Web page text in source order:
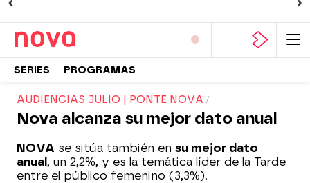
SERIES PROGRAMAS
AUDIENCIAS JULIO | PONTE NOVA
Nova alcanza su mejor dato anual
NOVA se sitúa también en su mejor dato
anual , un 2,2%, y es la temática líder de la Tarde
entre el público femenino (3,3%).